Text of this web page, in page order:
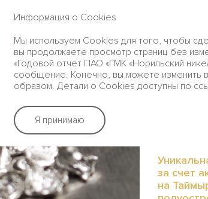
ГОДОВОЙ ОТЧЕТ 2016
Профиль
Группы
за счет
на
Информация о Cookies
Мы используем Cookies для того, чтобы
вы продолжаете просмотр страниц без
«Годовой отчет ПАО «ГМК «Норильский
сообщение. Конечно, вы можете изменить
образом. Детали о Cookies доступны по
Я принимаю